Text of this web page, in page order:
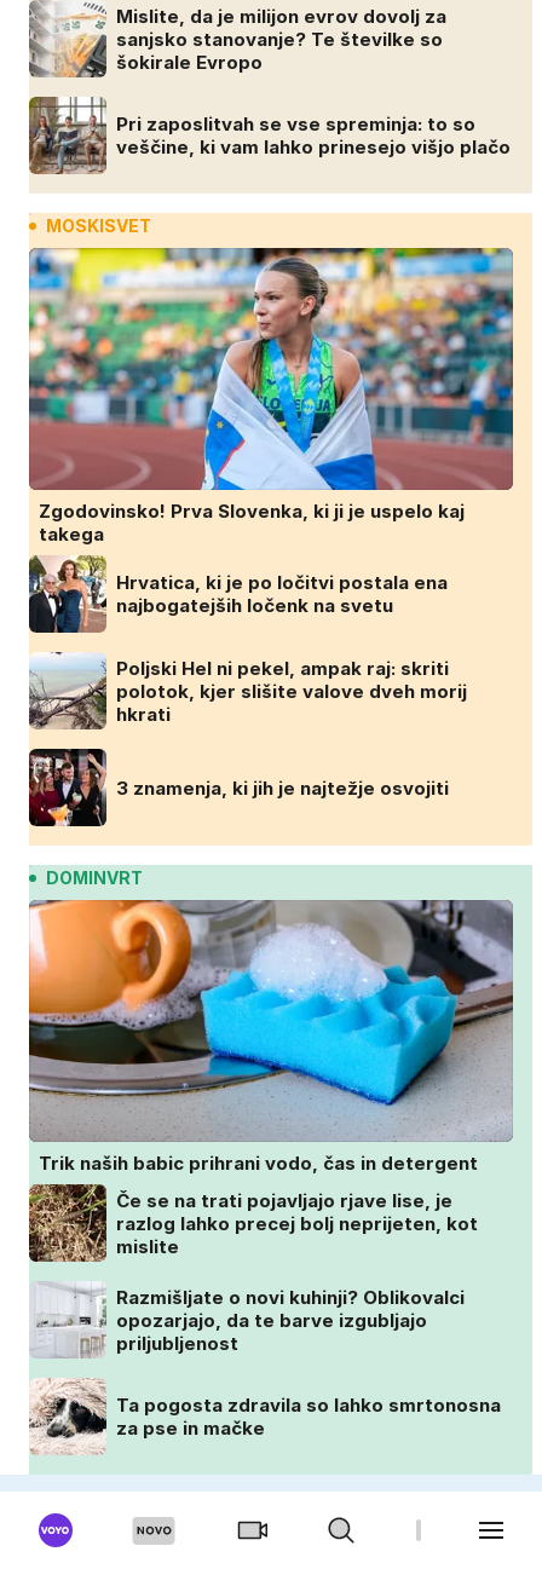
Mislite, da je milijon evrov dovolj za
sanjsko stanovanje? Te številke so
šokirale Evropo
Pri zaposlitvah se vse spreminja: to so
veščine, ki vam lahko prinesejo višjo plačo
MOSKISVET
Zgodovinsko! Prva Slovenka, ki ji je uspelo kaj
takega
Hrvatica, ki je po ločitvi postala ena
najbogatejših ločenk na svetu
Poljski Hel ni pekel, ampak raj: skriti
polotok, kjer slišite valove dveh morij
hkrati
3 znamenja, ki jih je najtežje osvojiti
DOMINVRT
Trik naših babic prihrani vodo, čas in detergent
Če se na trati pojavljajo rjave lise, je
razlog lahko precej bolj neprijeten, kot
mislite
Razmišljate o novi kuhinji? Oblikovalci
opozarjajo, da te barve izgubljajo
priljubljenost
Ta pogosta zdravila so lahko smrtonosna
za pse in mačke